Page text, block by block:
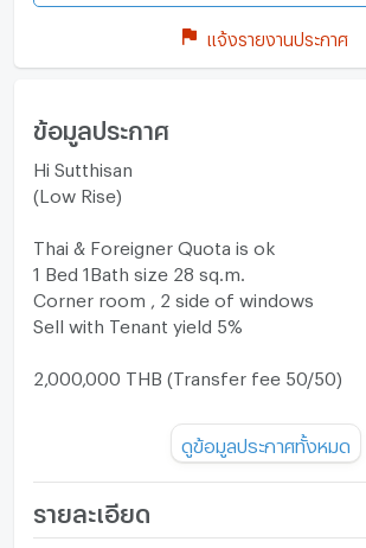
แจ้งรายงานประกาศ
ข้อมูลประกาศ
Hi Sutthisan
(Low Rise)
Thai & Foreigner Quota is ok
1 Bed 1Bath size 28 sq.m.
Corner room , 2 side of windows
Sell with Tenant yield 5%
2,000,000 THB (Transfer fee 50/50)
Line : @486bzeac
https://lin.ee/JdptXBi
ดูข้อมูลประกาศทั้งหมด
รายละเอียด